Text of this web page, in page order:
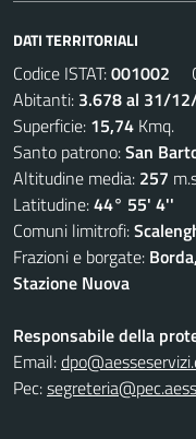
DATI TERRITORIALI
Codice ISTAT:001002
Abitanti: 3.678 al 31/
Superficie: 15,74 Kmq.
Santo patrono:San
Altitudine media: 257
Latitudine:44° 55' 4''
Comuni limitrofi:
Frazioni e borgate:
Stazione Nuova
Responsabile della
Email:
Pec: